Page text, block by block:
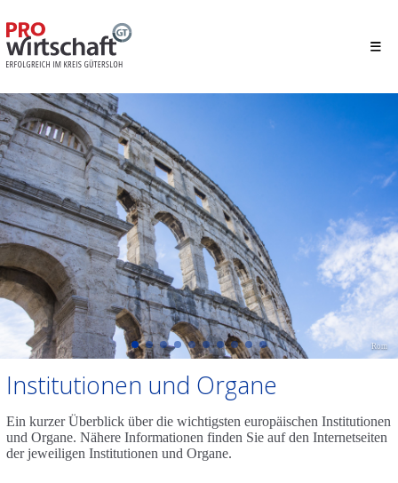
Rom
Institutionen und Organe
Ein kurzer Überblick über die wichtigsten europäischen Institutionen
und Organe. Nähere Informationen finden Sie auf den Internetseiten
der jeweiligen Institutionen und Organe.